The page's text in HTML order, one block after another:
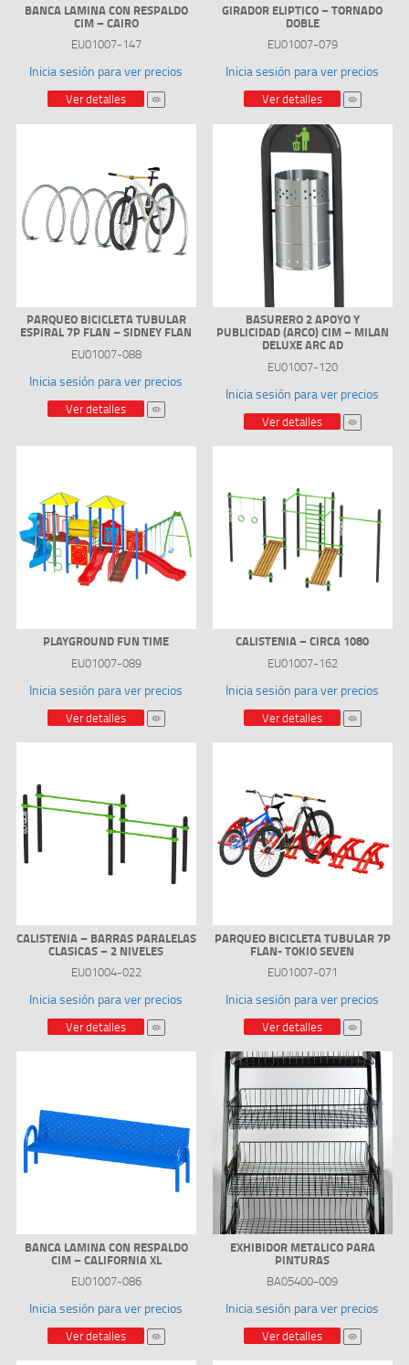
BANCA LAMINA CON RESPALDO
CIM – CAIRO
EU01007-147
Inicia sesión para ver precios
Ver detalles
GIRADOR ELIPTICO – TORNADO
DOBLE
EU01007-079
Inicia sesión para ver precios
Ver detalles
PARQUEO BICICLETA TUBULAR
ESPIRAL 7P FLAN – SIDNEY FLAN
EU01007-088
Inicia sesión para ver precios
Ver detalles
BASURERO 2 APOYO Y
PUBLICIDAD (ARCO) CIM – MILAN
DELUXE ARC AD
EU01007-120
Inicia sesión para ver precios
Ver detalles
PLAYGROUND FUN TIME
EU01007-089
Inicia sesión para ver precios
Ver detalles
CALISTENIA – CIRCA 1080
EU01007-162
Inicia sesión para ver precios
Ver detalles
CALISTENIA – BARRAS PARALELAS
CLASICAS – 2 NIVELES
EU01004-022
Inicia sesión para ver precios
Ver detalles
PARQUEO BICICLETA TUBULAR 7P
FLAN- TOKIO SEVEN
EU01007-071
Inicia sesión para ver precios
Ver detalles
BANCA LAMINA CON RESPALDO
CIM – CALIFORNIA XL
EU01007-086
Inicia sesión para ver precios
Ver detalles
EXHIBIDOR METALICO PARA
PINTURAS
BA05400-009
Inicia sesión para ver precios
Ver detalles